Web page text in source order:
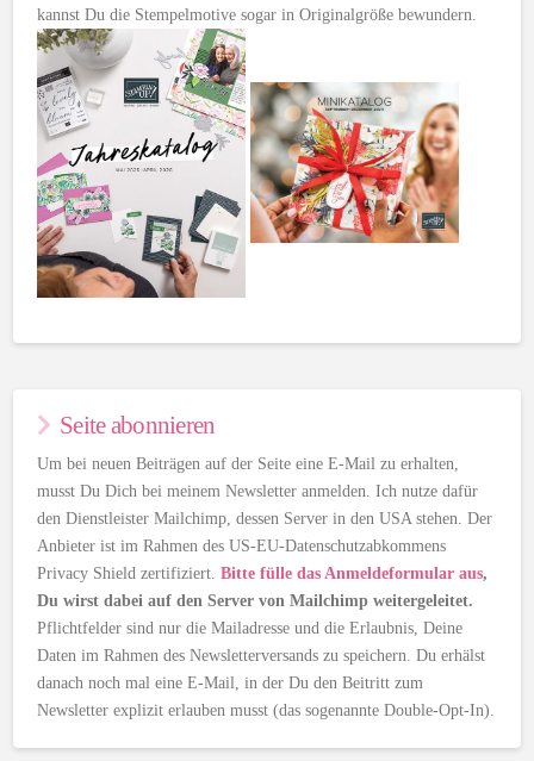
kannst Du die Stempelmotive sogar in Originalgröße bewundern.
Seite abonnieren
Um bei neuen Beiträgen auf der Seite eine E-Mail zu erhalten,
musst Du Dich bei meinem Newsletter anmelden. Ich nutze dafür
den Dienstleister Mailchimp, dessen Server in den USA stehen. Der
Anbieter ist im Rahmen des US-EU-Datenschutzabkommens
Privacy Shield zertifiziert.Bitte fülle das Anmeldeformular aus,
Du wirst dabei auf den Server von Mailchimp weitergeleitet.
Pflichtfelder sind nur die Mailadresse und die Erlaubnis, Deine
Daten im Rahmen des Newsletterversands zu speichern. Du erhälst
danach noch mal eine E-Mail, in der Du den Beitritt zum
Newsletter explizit erlauben musst (das sogenannte Double-Opt-In).